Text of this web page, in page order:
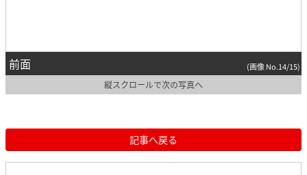
前面 (画像 No.14/15)
縦スクロールで次の写真へ
記事へ戻る